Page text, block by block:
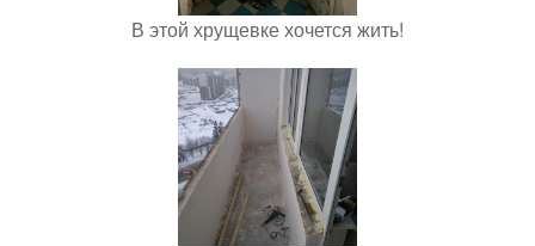
В этой хрущевке хочется жить!